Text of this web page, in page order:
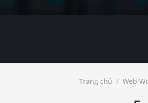
Trang chủ / Web